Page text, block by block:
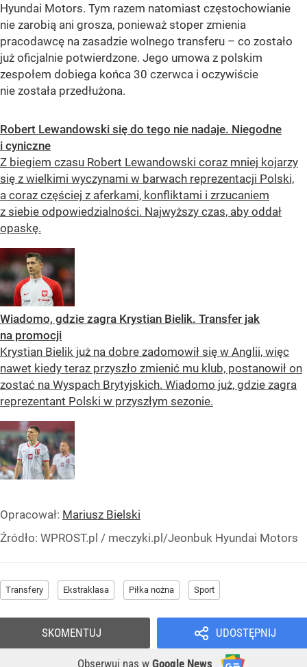
Hyundai Motors. Tym razem natomiast częstochowianie
nie zarobią ani grosza, ponieważ stoper zmienia
pracodawcę na zasadzie wolnego transferu – co zostało
już oficjalnie potwierdzone. Jego umowa z polskim
zespołem dobiega końca 30 czerwca i oczywiście
nie została przedłużona.
Robert Lewandowski się do tego nie nadaje. Niegodne
i cyniczne
Z biegiem czasu Robert Lewandowski coraz mniej kojarzy
się z wielkimi wyczynami w barwach reprezentacji Polski,
a coraz częściej z aferkami, konfliktami i zrzucaniem
z siebie odpowiedzialności. Najwyższy czas, aby oddał
opaskę.
Wiadomo, gdzie zagra Krystian Bielik. Transfer jak
na promocji
Krystian Bielik już na dobre zadomowił się w Anglii, więc
nawet kiedy teraz przyszło zmienić mu klub, postanowił on
zostać na Wyspach Brytyjskich. Wiadomo już, gdzie zagra
reprezentant Polski w przyszłym sezonie.
Opracował: Mariusz Bielski
Źródło: WPROST.pl / meczyki.pl/Jeonbuk Hyundai Motors
Transfery Ekstraklasa Piłka nożna Sport
UDOSTĘPNIJ
Obserwuj nas w Google News
SKOMENTUJ